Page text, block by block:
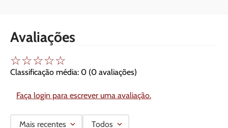
Avaliações
☆☆☆☆☆
Classificação média: 0 (0 avaliações)
Faça login para escrever uma avaliação.
Mais recentes Todos